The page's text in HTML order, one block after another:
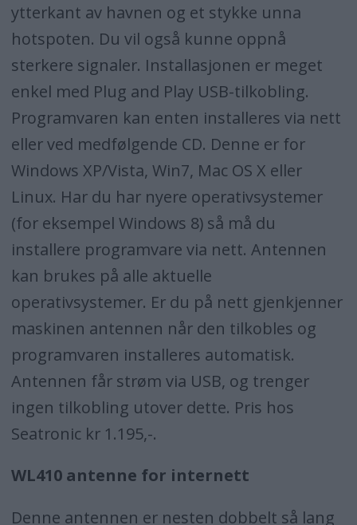
ytterkant av havnen og et stykke unna
hotspoten. Du vil også kunne oppnå
sterkere signaler. Installasjonen er meget
enkel med Plug and Play USB-tilkobling.
Programvaren kan enten installeres via nett
eller ved medfølgende CD. Denne er for
Windows XP/Vista, Win7, Mac OS X eller
Linux. Har du har nyere operativsystemer
(for eksempel Windows 8) så må du
installere programvare via nett. Antennen
kan brukes på alle aktuelle
operativsystemer. Er du på nett gjenkjenner
maskinen antennen når den tilkobles og
programvaren installeres automatisk.
Antennen får strøm via USB, og trenger
ingen tilkobling utover dette. Pris hos
Seatronic kr 1.195,-.
WL410 antenne for internett
Denne antennen er nesten dobbelt så lang